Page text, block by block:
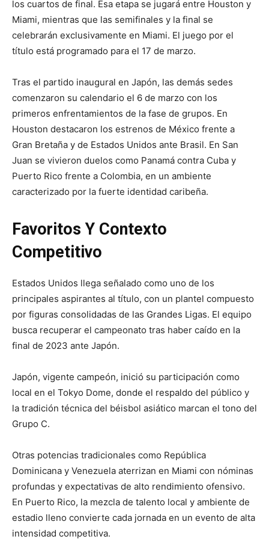
los cuartos de final. Esa etapa se jugará entre Houston y
Miami, mientras que las semifinales y la final se
celebrarán exclusivamente en Miami. El juego por el
título está programado para el 17 de marzo.
Tras el partido inaugural en Japón, las demás sedes
comenzaron su calendario el 6 de marzo con los
primeros enfrentamientos de la fase de grupos. En
Houston destacaron los estrenos de México frente a
Gran Bretaña y de Estados Unidos ante Brasil. En San
Juan se vivieron duelos como Panamá contra Cuba y
Puerto Rico frente a Colombia, en un ambiente
caracterizado por la fuerte identidad caribeña.
Favoritos Y Contexto
Competitivo
Estados Unidos llega señalado como uno de los
principales aspirantes al título, con un plantel compuesto
por figuras consolidadas de las Grandes Ligas. El equipo
busca recuperar el campeonato tras haber caído en la
final de 2023 ante Japón.
Japón, vigente campeón, inició su participación como
local en el Tokyo Dome, donde el respaldo del público y
la tradición técnica del béisbol asiático marcan el tono del
Grupo C.
Otras potencias tradicionales como República
Dominicana y Venezuela aterrizan en Miami con nóminas
profundas y expectativas de alto rendimiento ofensivo.
En Puerto Rico, la mezcla de talento local y ambiente de
estadio lleno convierte cada jornada en un evento de alta
intensidad competitiva.